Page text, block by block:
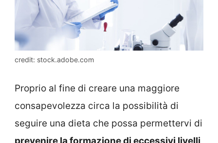
credit: stock.adobe.com
Proprio al fine di creare una maggiore
consapevolezza circa la possibilità di
seguire una dieta che possa permettervi di